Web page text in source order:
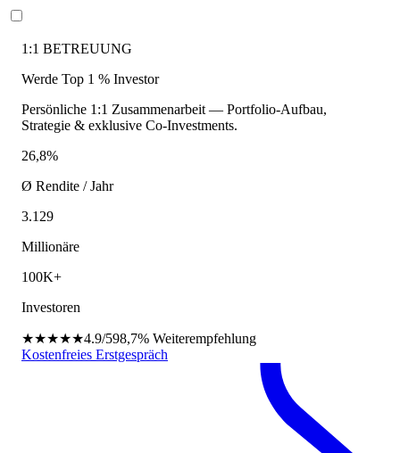
1:1 BETREUUNG
Werde Top 1 % Investor
Persönliche 1:1 Zusammenarbeit — Portfolio-Aufbau,
Strategie & exklusive Co-Investments.
26,8%
Ø Rendite / Jahr
3.129
Millionäre
100K+
Investoren
★★★★★4.9/598,7% Weiterempfehlung
Kostenfreies Erstgespräch